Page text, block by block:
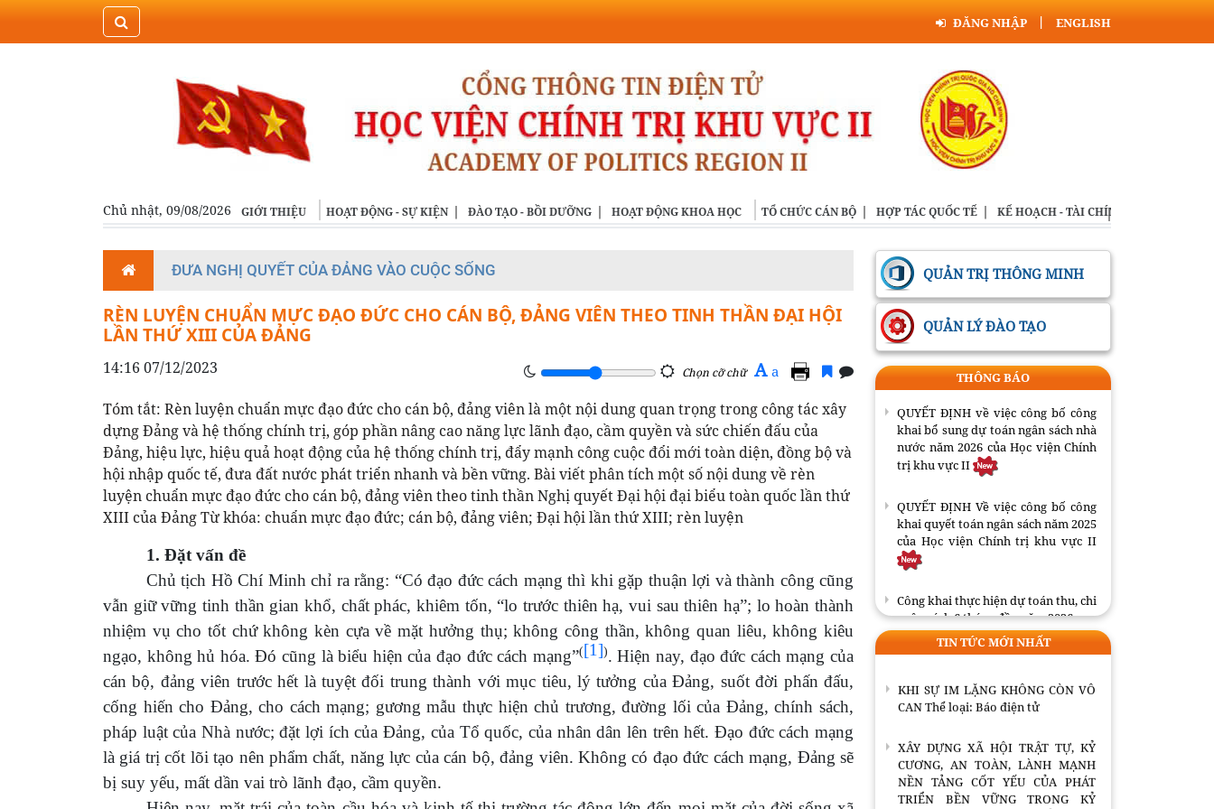
ĐĂNG NHẬP ENGLISH
Chủ nhật, 09/08/2026 GIỚI THIỆU HOẠT ĐỘNG - SỰ KIỆN ĐÀO TẠO - BỒI DƯỠNG HOẠT ĐỘNG KHOA HỌC TỔ CHỨC CÁN BỘ HỢP TÁC QUỐC TẾ KẾ HOẠCH - TÀI CHÍNH
ĐƯA NGHỊ QUYẾT CỦA ĐẢNG VÀO CUỘC SỐNG
RÈN LUYỆN CHUẨN MỰC ĐẠO ĐỨC CHO CÁN BỘ, ĐẢNG VIÊN THEO TINH THẦN ĐẠI HỘI
LẦN THỨ XIII CỦA ĐẢNG
14:16 07/12/2023 Chọn cỡ chữ A a
Tóm tắt: Rèn luyện chuẩn mực đạo đức cho cán bộ, đảng viên là một nội dung quan trọng trong công tác xây
dựng Đảng và hệ thống chính trị, góp phần nâng cao năng lực lãnh đạo, cầm quyền và sức chiến đấu của
Đảng, hiệu lực, hiệu quả hoạt động của hệ thống chính trị, đẩy mạnh công cuộc đổi mới toàn diện, đồng bộ và
hội nhập quốc tế, đưa đất nước phát triển nhanh và bền vững. Bài viết phân tích một số nội dung về rèn
luyện chuẩn mực đạo đức cho cán bộ, đảng viên theo tinh thần Nghị quyết Đại hội đại biểu toàn quốc lần thứ
XIII của Đảng Từ khóa: chuẩn mực đạo đức; cán bộ, đảng viên; Đại hội lần thứ XIII; rèn luyện
1. Đặt vấn đề
Chủ tịch Hồ Chí Minh chỉ ra rằng: “Có đạo đức cách mạng thì khi gặp thuận lợi và thành công cũng
vẫn giữ vững tinh thần gian khổ, chất phác, khiêm tốn, “lo trước thiên hạ, vui sau thiên hạ”; lo hoàn thành
nhiệm vụ cho tốt chứ không kèn cựa về mặt hưởng thụ; không công thần, không quan liêu, không kiêu
ngạo, không hủ hóa. Đó cũng là biểu hiện của đạo đức cách mạng”([1]). Hiện nay, đạo đức cách mạng của
cán bộ, đảng viên trước hết là tuyệt đối trung thành với mục tiêu, lý tưởng của Đảng, suốt đời phấn đấu,
cống hiến cho Đảng, cho cách mạng; gương mẫu thực hiện chủ trương, đường lối của Đảng, chính sách,
pháp luật của Nhà nước; đặt lợi ích của Đảng, của Tổ quốc, của nhân dân lên trên hết. Đạo đức cách mạng
là giá trị cốt lõi tạo nên phẩm chất, năng lực của cán bộ, đảng viên. Không có đạo đức cách mạng, Đảng sẽ
bị suy yếu, mất dần vai trò lãnh đạo, cầm quyền.
QUẢN TRỊ THÔNG MINH
QUẢN LÝ ĐÀO TẠO
THÔNG BÁO
QUYẾT ĐỊNH về việc công bố công
khai bổ sung dự toán ngân sách nhà
nước năm 2026 của Học viện Chính
trị khu vực II
QUYẾT ĐỊNH Về việc công bố công
khai quyết toán ngân sách năm 2025
của Học viện Chính trị khu vực II
Công khai thực hiện dự toán thu, chi
ngân sách 6 tháng đầu năm 2026
Công khai thực hiện dự toán thu, chi
TIN TỨC MỚI NHẤT
Tác phẩm: Tiếng nói lạc lõng giữa
nỗi đau đồng bào Thể loại: Báo điện
tử
KHI SỰ IM LẶNG KHÔNG CÒN VÔ
CAN Thể loại: Báo điện tử
XÂY DỰNG XÃ HỘI TRẬT TỰ, KỶ
CƯƠNG, AN TOÀN, LÀNH MẠNH
NỀN TẢNG CỐT YẾU CỦA PHÁT
TRIỂN BỀN VỮNG TRONG KỶ
NGUYÊN VƯƠN MÌNH CỦA DÂN
TỘC
THÁCH THỨC VÀ YÊU CẦU BẢO VỆ
CHỦ QUYỀN DỮ LIỆU QUỐC GIA
TRONG KỶ NGUYÊN SỐ Thể loại:
Tạp chí
Tác phẩm: Tiếng nói lạc lõng giữa
nỗi đau đồng bào Thể loại: Báo điện
tử
KHI SỰ IM LẶNG KHÔNG CÒN VÔ
CAN Thể loại: Báo điện tử
XÂY DỰNG XÃ HỘI TRẬT TỰ, KỶ
CƯƠNG, AN TOÀN, LÀNH MẠNH
NỀN TẢNG CỐT YẾU CỦA PHÁT
TRIỂN BỀN VỮNG TRONG KỶ